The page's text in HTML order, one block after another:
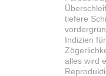
tiefere
Indizien
alles wird